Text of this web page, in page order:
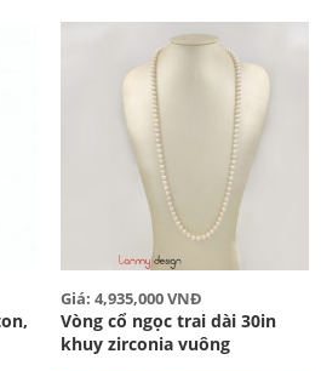
Giá: 4,935,000 VNĐ
Vòng cổ ngọc trai dài 30in
khuy zirconia vuông